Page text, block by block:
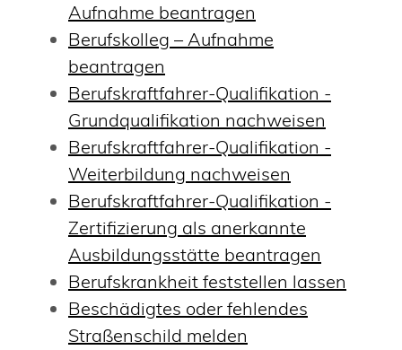
Aufnahme beantragen
Berufskolleg – Aufnahme
beantragen
Berufskraftfahrer-Qualifikation -
Grundqualifikation nachweisen
Berufskraftfahrer-Qualifikation -
Weiterbildung nachweisen
Berufskraftfahrer-Qualifikation -
Zertifizierung als anerkannte
Ausbildungsstätte beantragen
Berufskrankheit feststellen lassen
Beschädigtes oder fehlendes
Straßenschild melden